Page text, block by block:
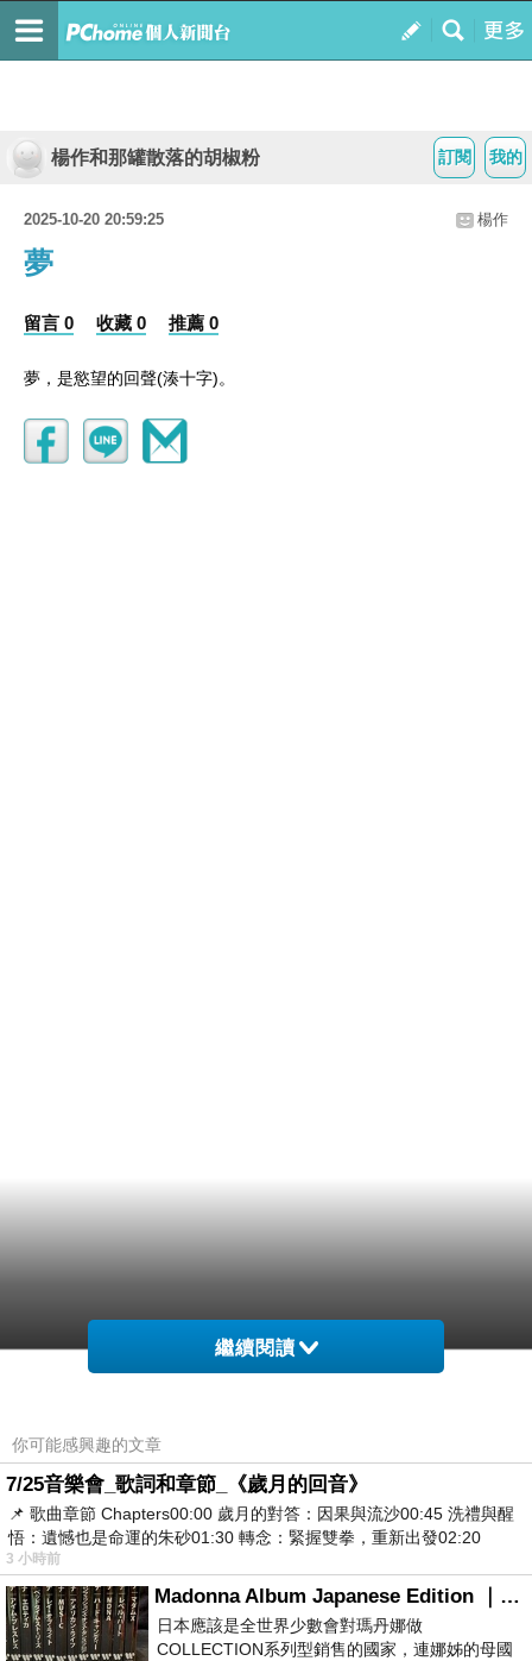
我的
訂閱
楊作和那罐散落的胡椒粉
2025-10-20 20:59:25 楊作
夢
留言 0 收藏 0 推薦 0
夢，是慾望的回聲(湊十字)。
繼續閱讀
你可能感興趣的文章
7/25音樂會_歌詞和章節_《歲月的回音》
📌 歌曲章節 Chapters00:00​ 歲月的對答：因果與流沙00:45​ 洗禮與醒
悟：遺憾也是命運的朱砂01:30​ 轉念：緊握雙拳，重新出發02:20
3 小時前
Madonna Album Japanese Edition ｜瑪丹娜專輯們2026年日本版重發系列
日本應該是全世界少數會對瑪丹娜做
COLLECTION系列型銷售的國家，連娜姊的母國